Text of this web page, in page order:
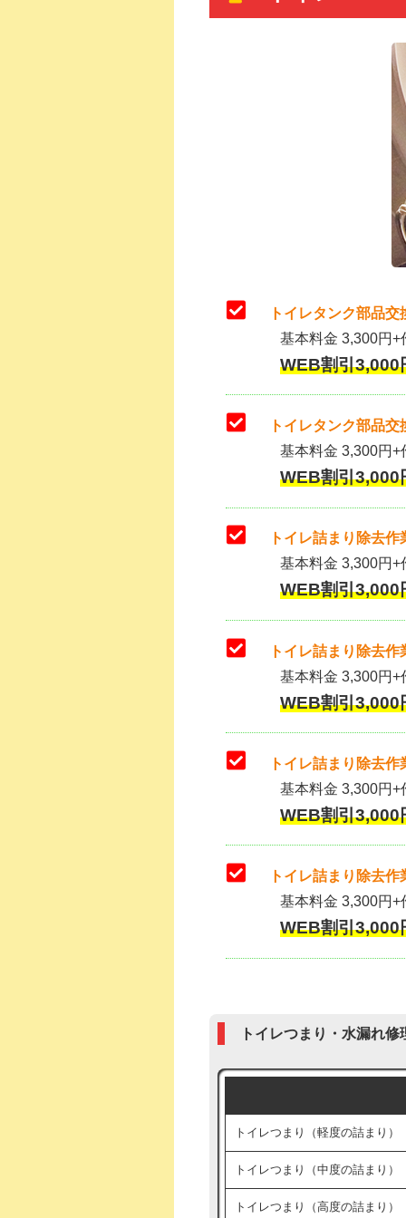
トイレタンク部品
基本料金 3,300円
WEB割引3,000
トイレタンク部品
基本料金 3,300円+
WEB割引3,000
トイレ詰まり除去作
基本料金 3,300円+
WEB割引3,000
トイレ詰まり除去
基本料金 3,300円+
WEB割引3,000
トイレ詰まり除去
基本料金 3,300円+
WEB割引3,000
トイレ詰まり除去
基本料金 3,300円+
WEB割引3,000
トイレつまり・水漏れ
トイレつまり（軽度の詰まり）
トイレつまり（中度の詰まり）
トイレつまり（高度の詰まり）